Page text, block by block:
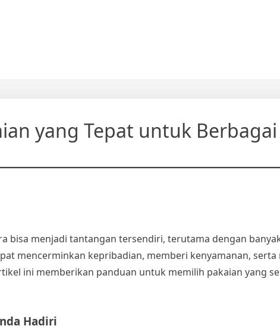
yang Tepat untuk Berbagai
bisa menjadi tantangan tersendiri, terutama dengan
mencerminkan kepribadian, memberi kenyamanan,
ini memberikan panduan untuk memilih pakaian yang
Hadiri